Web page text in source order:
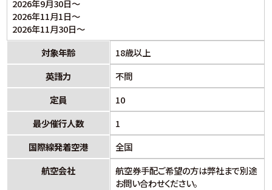
2026年9月30日～
2026年11月1日～
2026年11月30日～
対象年齢
18歳以上
英語力
不問
定員
10
最少催行人数
1
国際線発着空港
全国
航空会社
航空券手配ご希望の方は弊社まで別途
お問い合わせください。